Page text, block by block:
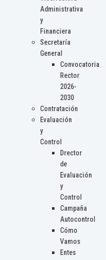
Administrativa
y
Financiera
Secretaría
General
Convocatoria
Rector
2026-
2030
Contratación
Evaluación
y
Control
Drector
de
Evaluación
y
Control
Campaña
Autocontrol
Cómo
Vamos
Entes